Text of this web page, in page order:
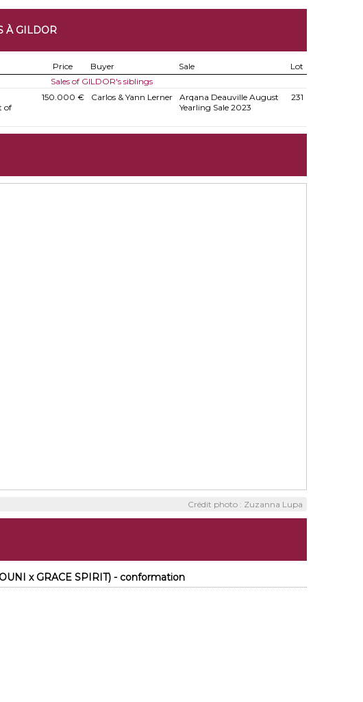
À GILDOR
Price Buyer Sale
Lot
Sales of GILDOR's siblings
of
150.000 € Carlos & Yann Lerner
Arqana Deauville August
Yearling Sale 2023
231
Crédit photo : Zuzanna Lupa
x GRACE SPIRIT) - conformation